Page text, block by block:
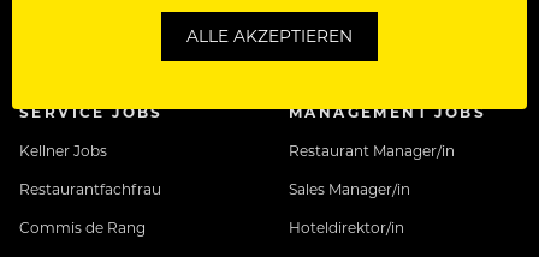
Jungkoch
SERVICE JOBS
Kellner Jobs
Restaurantfachfrau
Commis de Rang
MANAGEMENT JOBS
Restaurant Manager/in
Sales Manager/in
Hoteldirektor/in
ALLE AKZEPTIEREN